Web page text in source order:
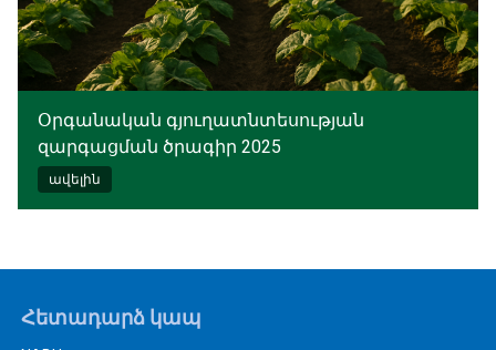
Օրգանական գյուղատնտեսության
զարգացման ծրագիր 2025
ավելին
Հետադարձ կապ